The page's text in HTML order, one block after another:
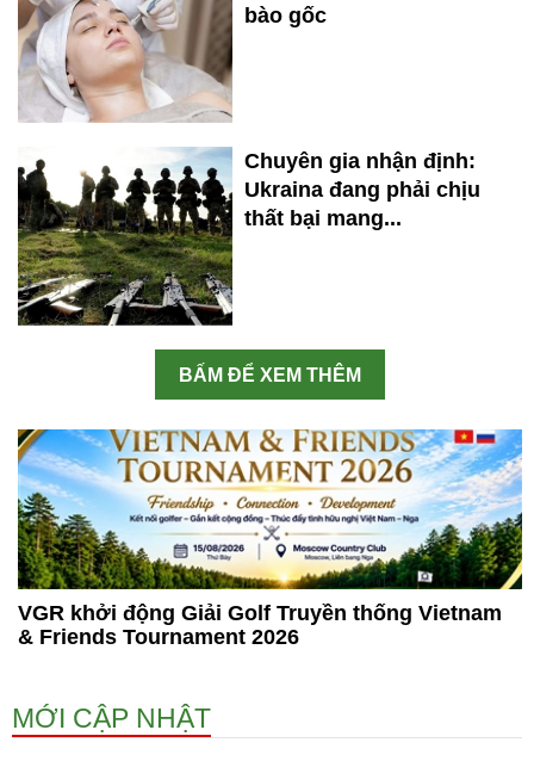
bào gốc
Chuyên gia nhận định:
Ukraina đang phải chịu
thất bại mang...
BẤM ĐỂ XEM THÊM
VGR khởi động Giải Golf Truyền thống Vietnam
& Friends Tournament 2026
MỚI CẬP NHẬT